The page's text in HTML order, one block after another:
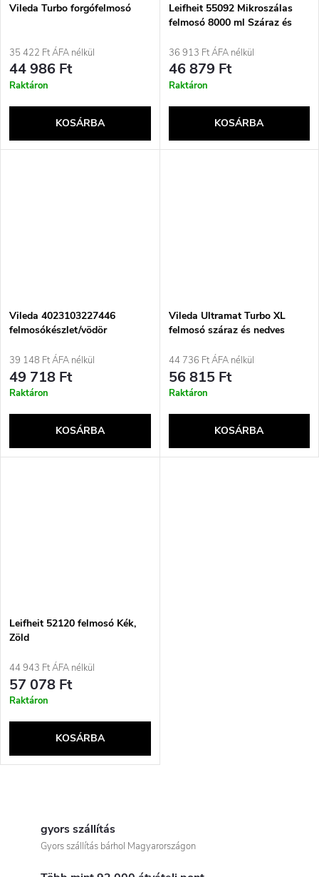
Vileda Turbo forgófelmosó
35 422 Ft ÁFA nélkül
44 986 Ft
Raktáron
KOSÁRBA
Leifheit 55092 Mikroszálas
felmosó 8000 ml Száraz és
36 913 Ft ÁFA nélkül
46 879 Ft
Raktáron
KOSÁRBA
Vileda 4023103227446
felmosókészlet/vödör
39 148 Ft ÁFA nélkül
49 718 Ft
Raktáron
KOSÁRBA
Vileda Ultramat Turbo XL
felmosó száraz és nedves
44 736 Ft ÁFA nélkül
56 815 Ft
Raktáron
KOSÁRBA
Leifheit 52120 felmosó Kék,
Zöld
44 943 Ft ÁFA nélkül
57 078 Ft
Raktáron
KOSÁRBA
gyors szállítás
Gyors szállítás bárhol Magyarországon